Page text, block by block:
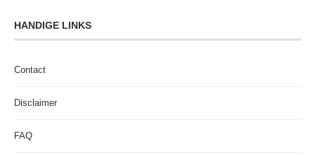
HANDIGE LINKS
Contact
Disclaimer
FAQ